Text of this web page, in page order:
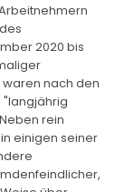
2020 bis
nach den
"langjährig
rein
einigen seiner